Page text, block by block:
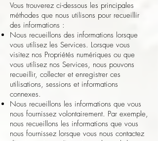
Vous trouverez ci-dessous les principales
méthodes que nous utilisons pour recueillir
des informations :
Nous recueillons des informations lorsque
vous utilisez les Services. Lorsque vous
visitez nos Propriétés numériques ou que
vous utilisez nos Services, nous pouvons
recueillir, collecter et enregistrer ces
utilisations, sessions et informations
connexes.
Nous recueillons les informations que vous
nous fournissez volontairement. Par exemple,
nous recueillons les informations que vous
nous fournissez lorsque vous nous contactez